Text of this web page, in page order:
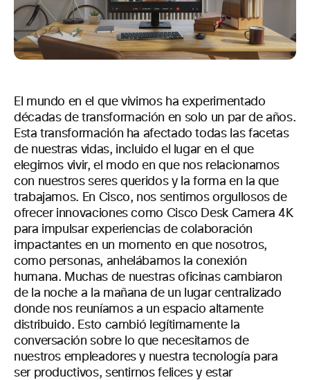
El mundo en el que vivimos ha experimentado
décadas de transformación en solo un par de años.
Esta transformación ha afectado todas las facetas
de nuestras vidas, incluido el lugar en el que
elegimos vivir, el modo en que nos relacionamos
con nuestros seres queridos y la forma en la que
trabajamos. En Cisco, nos sentimos orgullosos de
ofrecer innovaciones como Cisco Desk Camera 4K
para impulsar experiencias de colaboración
impactantes en un momento en que nosotros,
como personas, anhelábamos la conexión
humana. Muchas de nuestras oficinas cambiaron
de la noche a la mañana de un lugar centralizado
donde nos reuníamos a un espacio altamente
distribuido. Esto cambió legítimamente la
conversación sobre lo que necesitamos de
nuestros empleadores y nuestra tecnología para
ser productivos, sentirnos felices y estar